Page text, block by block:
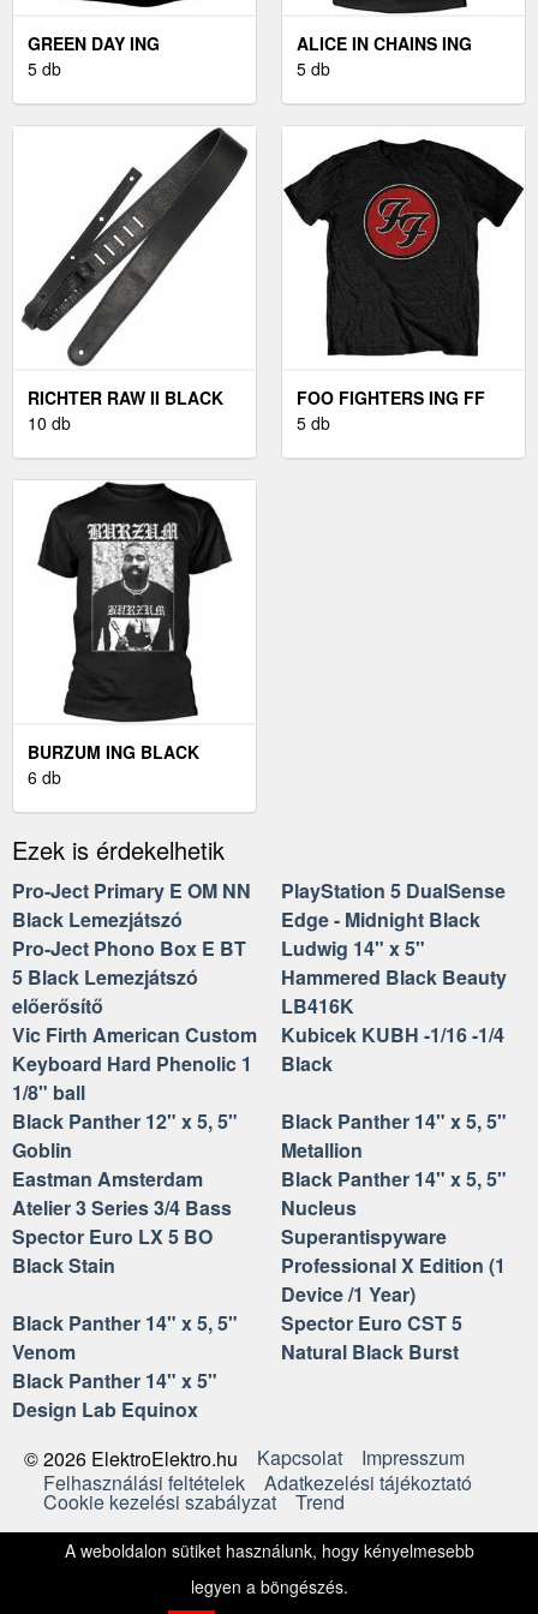
GREEN DAY ING
AMERICAN DREAM
5 db
ALICE IN CHAINS ING
ROOSTER UNISEX BLACK
5 db
RICHTER RAW II BLACK
BŐR GITÁR HEVEDER
10 db
FOO FIGHTERS ING FF
LOGO UNISEX BLACK M
5 db
BURZUM ING BLACK
METAL UNISEX BLACK XL
6 db
Ezek is érdekelhetik
Pro-Ject Primary E OM NN
Black Lemezjátszó
PlayStation 5 DualSense
Edge - Midnight Black
Pro-Ject Phono Box E BT
5 Black Lemezjátszó
előerősítő
Ludwig 14" x 5"
Hammered Black Beauty
LB416K
Vic Firth American Custom
Keyboard Hard Phenolic 1
1/8" ball
Kubicek KUBH -1/16 -1/4
Black
Black Panther 12" x 5, 5"
Goblin
Black Panther 14" x 5, 5"
Metallion
Eastman Amsterdam
Atelier 3 Series 3/4 Bass
Black Panther 14" x 5, 5"
Nucleus
Spector Euro LX 5 BO
Black Stain
Superantispyware
Professional X Edition (1
Device /1 Year)
Black Panther 14" x 5, 5"
Venom
Spector Euro CST 5
Natural Black Burst
Black Panther 14" x 5"
Design Lab Equinox
© 2026 ElektroElektro.hu
Kapcsolat
Impresszum
Felhasználási feltételek
Adatkezelési tájékoztató
Cookie kezelési szabályzat Trend
A weboldalon sütiket használunk, hogy kényelmesebb
legyen a böngészés.